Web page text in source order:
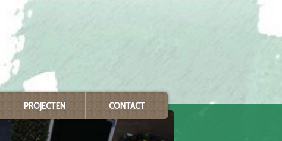
PROJECTEN CONTACT